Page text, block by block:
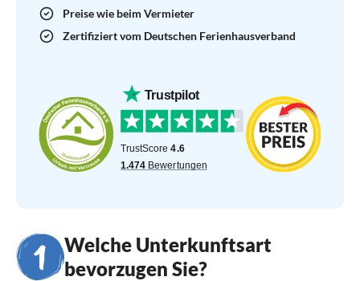
Preise wie beim Vermieter
Zertifiziert vom Deutschen Ferienhausverband
Welche Unterkunftsart
bevorzugen Sie?